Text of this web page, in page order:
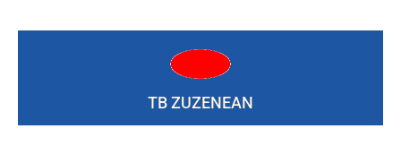
TB ZUZENEAN